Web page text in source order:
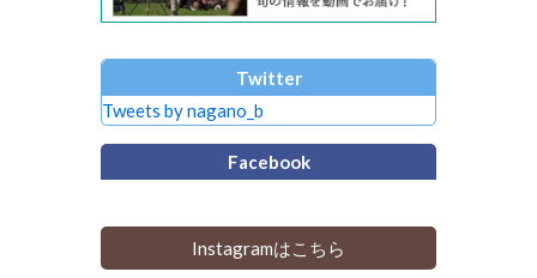
Twitter
Tweets by nagano_b
Facebook
Instagramはこちら